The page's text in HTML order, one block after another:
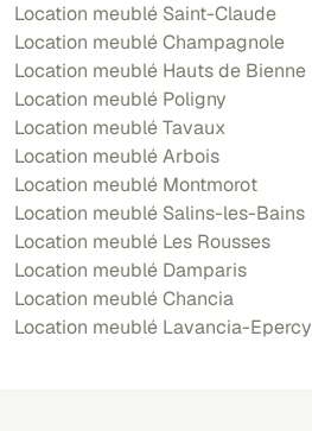
Location meublé Saint-Claude
Location meublé Champagnole
Location meublé Hauts de Bienne
Location meublé Poligny
Location meublé Tavaux
Location meublé Arbois
Location meublé Montmorot
Location meublé Salins-les-Bains
Location meublé Les Rousses
Location meublé Damparis
Location meublé Chancia
Location meublé Lavancia-Epercy